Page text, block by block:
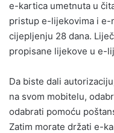
e-kartica umetnuta u
pristup e-lijekovima i e-
cijepljenju 28 dana.
propisane lijekove u e-
Da biste dali
na svom mobitelu,
odabrati pomoću
Zatim morate držati e-